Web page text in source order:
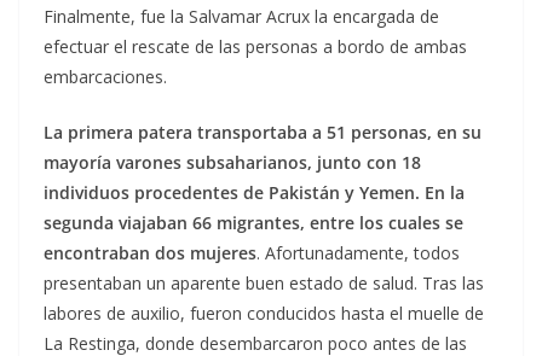
Finalmente, fue la Salvamar Acrux la encargada de
efectuar el rescate de las personas a bordo de ambas
embarcaciones.
La primera patera transportaba a 51 personas, en su
mayoría varones subsaharianos, junto con 18
individuos procedentes de Pakistán y Yemen. En la
segunda viajaban 66 migrantes, entre los cuales se
encontraban dos mujeres. Afortunadamente, todos
presentaban un aparente buen estado de salud. Tras las
labores de auxilio, fueron conducidos hasta el muelle de
La Restinga, donde desembarcaron poco antes de las